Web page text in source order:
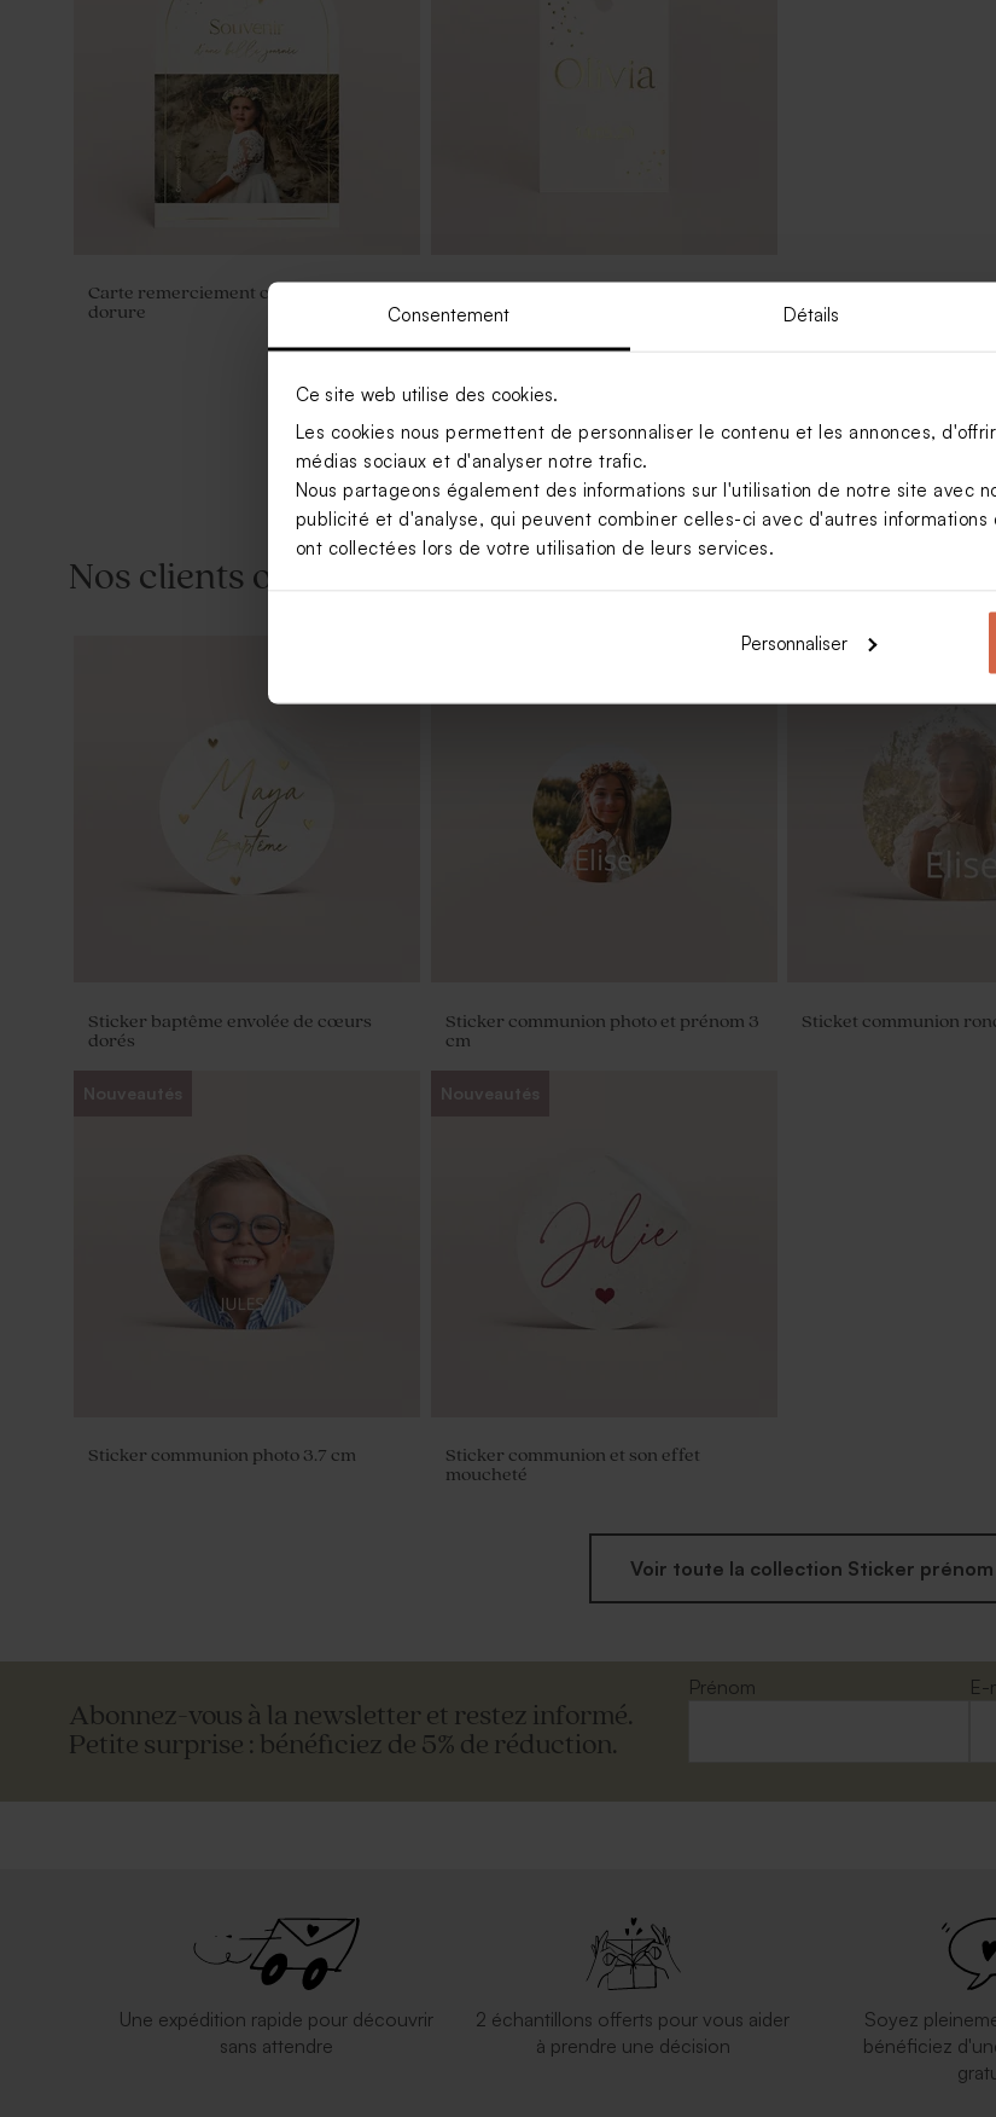
Consentement Détails
Ce site web utilise des cookies.
Les cookies nous permettent de personnaliser le contenu et les annonces,
médias sociaux et d'analyser notre trafic.
Nous partageons également des informations sur l'utilisation de notre site avec
publicité et d'analyse, qui peuvent combiner celles-ci avec d'autres informations
ont collectées lors de votre utilisation de leurs services.
Personnaliser
Carte remerciement communion avec
dorure
Sels de bain fleur d'hibiscus -
Nouveautés
Crayon en bois communion et son
ruban en velours rose
Nos clients ont aussi aimé...
Sticker baptême envolée de cœurs
dorés
Sticker communion photo et prénom 3
cm
Nouveautés
Sticket communion
Nouveautés
Sticker communion photo 3.7 cm
Nouveautés
Sticker communion et son effet
moucheté
Voir toute la collection Sticker prénom
Abonnez-vous à la newsletter et restez informé.
Petite surprise : bénéficiez de 5% de réduction.
Prénom
E-
Une expédition rapide pour découvrir
sans attendre
2 échantillons offerts pour vous aider
à prendre une décision
Soyez
bénéficiez